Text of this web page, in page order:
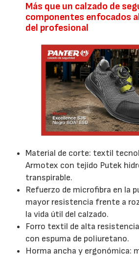
Más que un calzado de
componentes enfocados
del profesional
Material de corte: textil
Armotex con tejido Putek
transpirable.
Refuerzo de microfibra en la
mayor resistencia frente a
la vida útil del calzado.
Forro textil de alta
con espuma de poliuretano.
Horma ancha y ergonómica: